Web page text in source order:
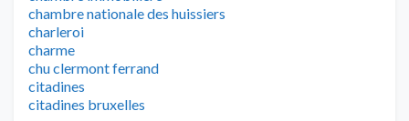
chambre nationale des huissiers
charleroi
charme
chu clermont ferrand
citadines
citadines bruxelles